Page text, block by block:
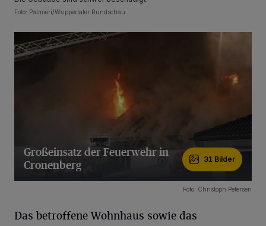
Foto: Palmieri/Wuppertaler Rundschau
Großeinsatz der Feuerwehr in
Cronenberg
31 Bilder
Foto: Christoph Petersen
Das betroffene Wohnhaus sowie das